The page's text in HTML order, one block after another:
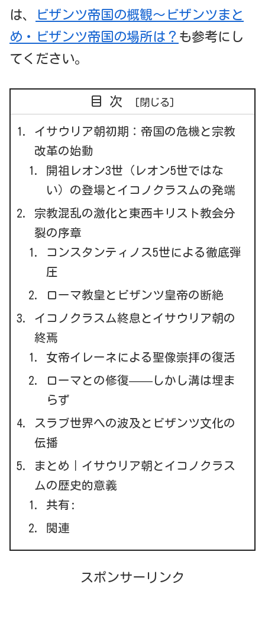
は、
ビザンツ帝国の概観～ビザンツまと
め・ビザンツ帝国の場所は？ も参考にし
てください。
目次
イサウリア朝初期：帝国の危機と宗教
改革の始動
開祖レオン3世（レオン5世ではな
い）の登場とイコノクラスムの発端
宗教混乱の激化と東西キリスト教会分
裂の序章
コンスタンティノス5世による徹底弾
圧
ローマ教皇とビザンツ皇帝の断絶
イコノクラスム終息とイサウリア朝の
終焉
女帝イレーネによる聖像崇拝の復活
ローマとの修復——しかし溝は埋ま
らず
スラブ世界への波及とビザンツ文化の
伝播
まとめ｜イサウリア朝とイコノクラス
ムの歴史的意義
共有:
関連
スポンサーリンク